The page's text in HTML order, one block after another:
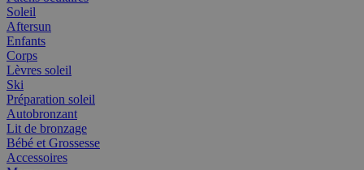
Soleil
Aftersun
Enfants
Corps
Lèvres soleil
Ski
Préparation soleil
Autobronzant
Lit de bronzage
Bébé et Grossesse
Accessoires